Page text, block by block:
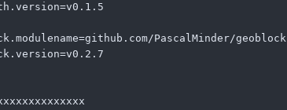
PascalMinder/geoblock